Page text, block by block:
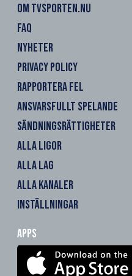
OM TVSPORTEN.NU
FAQ
NYHETER
PRIVACY POLICY
RAPPORTERA FEL
ANSVARSFULLT SPELANDE
SÄNDNINGSRÄTTIGHETER
ALLA LIGOR
ALLA LAG
ALLA KANALER
INSTÄLLNINGAR
Apps